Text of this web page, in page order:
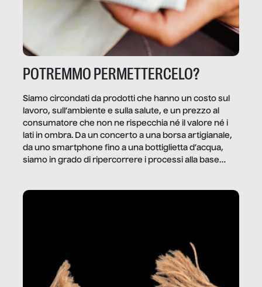
POTREMMO PERMETTERCELO?
Siamo circondati da prodotti che hanno un costo sul
lavoro, sull’ambiente e sulla salute, e un prezzo al
consumatore che non ne rispecchia né il valore né i
lati in ombra. Da un concerto a una borsa artigianale,
da uno smartphone fino a una bottiglietta d’acqua,
siamo in grado di ripercorrere i processi alla base
dietro gli oggetti e i servizi che fanno la nostra vita